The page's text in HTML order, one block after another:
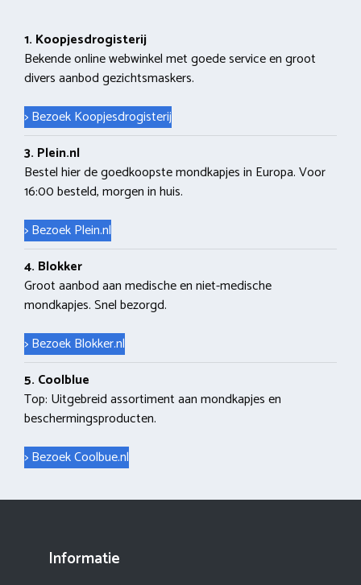
1. Koopjesdrogisterij
Bekende online webwinkel met goede service en groot
divers aanbod gezichtsmaskers.
> Bezoek Koopjesdrogisterij
3. Plein.nl
Bestel hier de goedkoopste mondkapjes in Europa. Voor
16:00 besteld, morgen in huis.
> Bezoek Plein.nl
4. Blokker
Groot aanbod aan medische en niet-medische
mondkapjes. Snel bezorgd.
> Bezoek Blokker.nl
5. Coolblue
Top: Uitgebreid assortiment aan mondkapjes en
beschermingsproducten.
> Bezoek Coolbue.nl
Informatie